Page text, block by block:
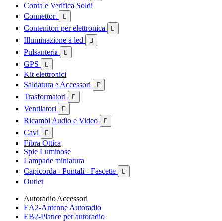
Conta e Verifica Soldi
Connettori

Contenitori per elettronica 
Illuminazione a led 
Pulsanteria 
GPS 
Kit elettronici
Saldatura e Accessori

Trasformatori 
Ventilatori 
Ricambi Audio e Video 
Cavi 
Fibra Ottica
Spie Luminose
Lampade miniatura
Capicorda - Puntali - Fascette

Outlet
Autoradio Accessori
EA2-Antenne Autoradio
EB2-Plance per autoradio